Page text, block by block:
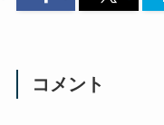
コメント